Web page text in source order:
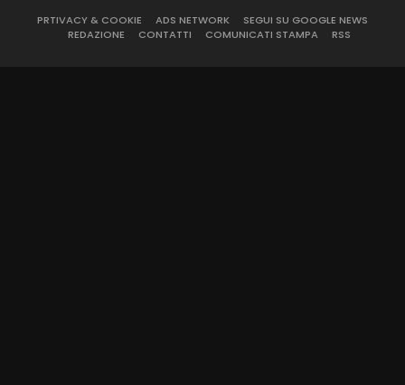
PRTIVACY & COOKIE ADS NETWORK
SEGUI SU GOOGLE NEWS
REDAZIONE
CONTATTI COMUNICATI STAMPA RSS